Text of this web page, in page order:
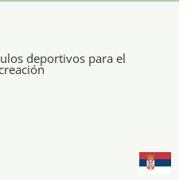
deportivos para el